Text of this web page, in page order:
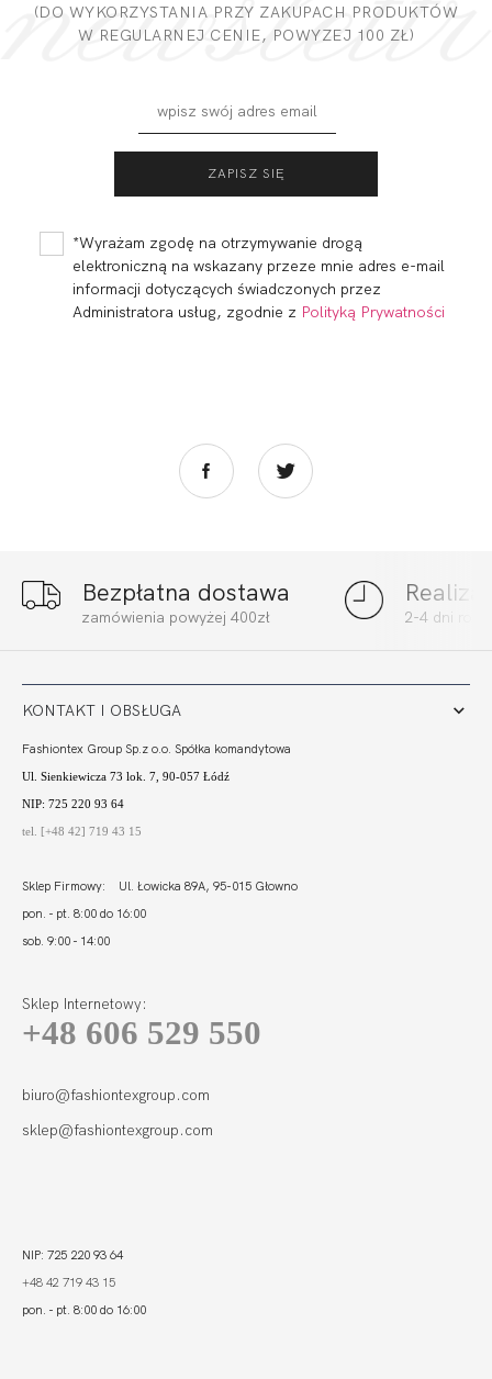
286,00 zł 322,00 zł
SIMPLE SOFT FULL
SIMPLE SOFT PRO
SIMPLE BODY
(DO WYKORZYSTANIA PRZY ZAKUPACH PRODUKTÓW
W REGULARNEJ CENIE, POWYZEJ 100 ZŁ)
*Wyrażam zgodę na otrzymywanie drogą
elektroniczną na wskazany przeze mnie adres e-mail
informacji dotyczących świadczonych przez
Administratora usług, zgodnie z Polityką Prywatności
Bezpłatna dostawa
zamówienia powyżej 400zł 2-4 dni
KONTAKT I OBSŁUGA
Fashiontex Group Sp.z o.o. Spółka komandytowa
Ul. Sienkiewicza 73 lok. 7, 90-057 Łódź
NIP: 725 220 93 64
tel. [+48 42] 719 43 15
Sklep Firmowy: Ul. Łowicka 89A, 95-015 Głowno
pon. - pt. 8:00 do 16:00
sob. 9:00 - 14:00
Sklep Internetowy:
+48 606 529 550
biuro@fashiontexgroup.com
sklep@fashiontexgroup.com
NIP: 725 220 93 64
+48 42 719 43 15
pon. - pt. 8:00 do 16:00